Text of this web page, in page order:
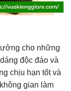
cho những
độc đáo và
chịu hạn tốt và
gian làm